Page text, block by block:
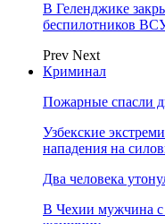
В Геленджике
беспилотников
Prev Next
Криминал
Пожарные спасли
Узбекские
нападения на
Два человека
В Чехии мужчина